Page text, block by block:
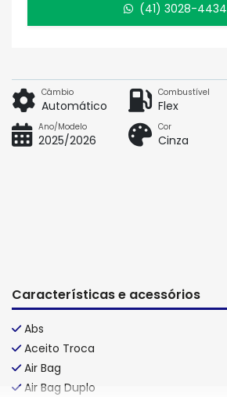
(41) 3028-4434
Câmbio
Automático
Combustível
Flex
Ano/Modelo
2025/2026
Cor
Cinza
Características e acessórios
Abs
Aceito Troca
Air Bag
Air Bag Duplo